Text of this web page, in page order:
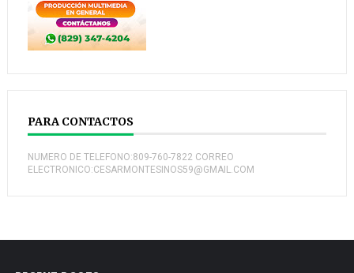
PARA CONTACTOS
NUMERO DE TELEFONO:809-760-7822 CORREO
ELECTRONICO:CESARMONTESINOS59@GMAIL.COM